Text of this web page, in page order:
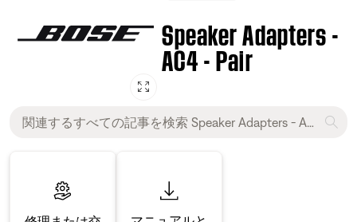
Speaker Adapters -
AC4 - Pair